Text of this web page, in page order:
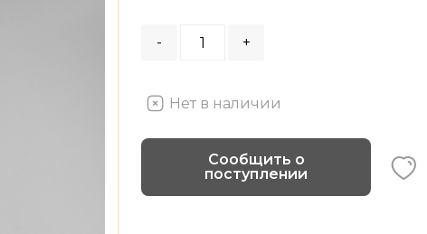
- +
Нет в наличии
Сообщить о
поступлении